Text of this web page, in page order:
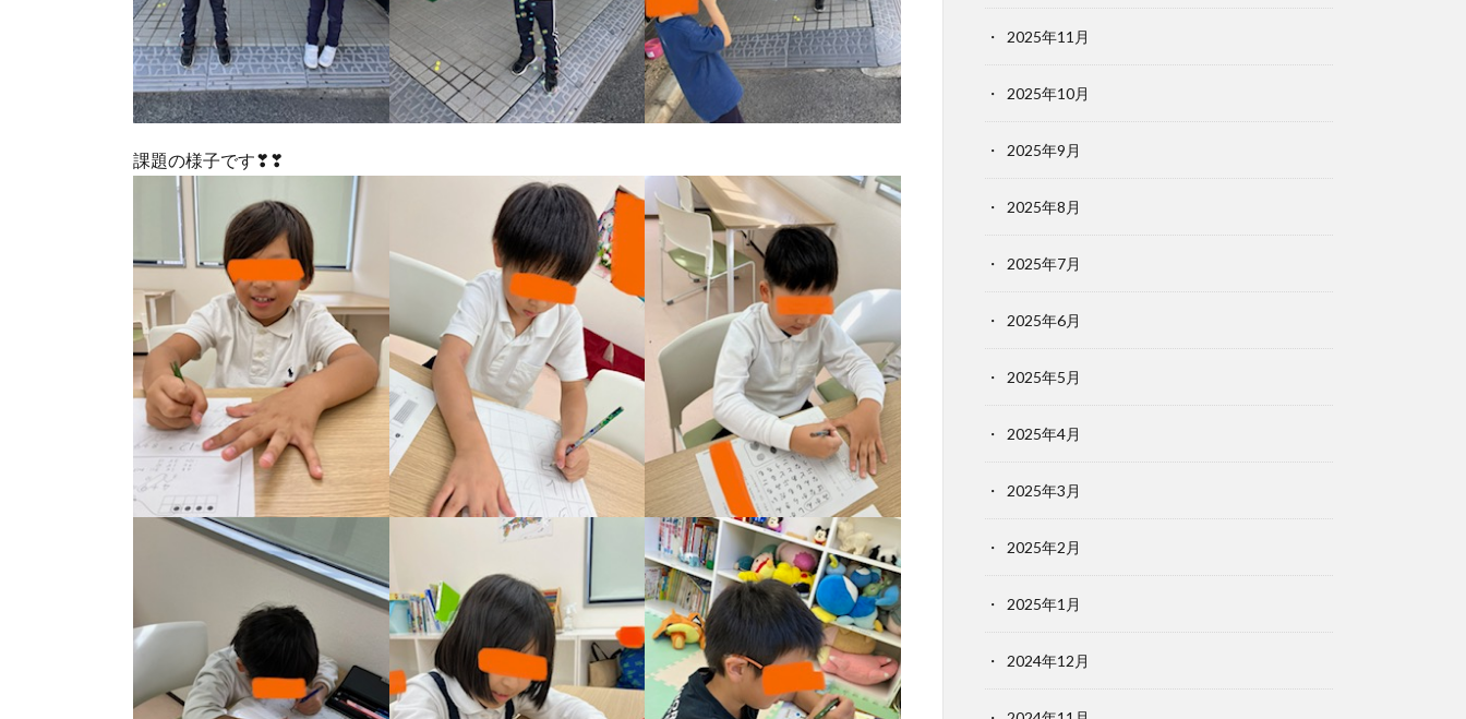
課題の様子です❣❣
2025年11月
2025年10月
2025年9月
2025年8月
2025年7月
2025年6月
2025年5月
2025年4月
2025年3月
2025年2月
2025年1月
2024年12月